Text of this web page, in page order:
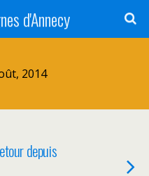
d'Annecy
2014
depuis